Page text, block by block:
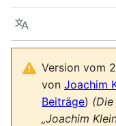
Sprache
Version vom
von Joachim
Beiträge)
„Joachim